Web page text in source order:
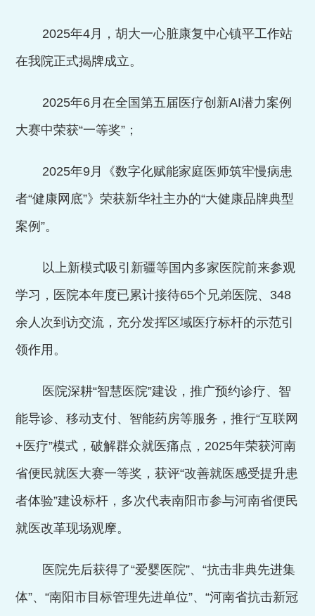
2025年4月，胡大一心脏康复中心镇平工作站
在我院正式揭牌成立。
2025年6月在全国第五届医疗创新AI潜力案例
大赛中荣获“一等奖”；
2025年9月《数字化赋能家庭医师筑牢慢病患
者“健康网底”》荣获新华社主办的“大健康品牌典型
案例”。
以上新模式吸引新疆等国内多家医院前来参观
学习，医院本年度已累计接待65个兄弟医院、 348
余人次到访交流，充分发挥区域医疗标杆的示范引
领作用。
医院深耕“智慧医院”建设，推广预约诊疗、智
能导诊、移动支付、智能药房等服务，推行“互联网
+医疗”模式，破解群众就医痛点， 2025年荣获河南
省便民就医大赛一等奖，获评“改善就医感受提升患
者体验”建设标杆，多次代表南阳市参与河南省便民
就医改革现场观摩。
医院先后获得了“爱婴医院”、“抗击非典先进集
体”、“南阳市目标管理先进单位”、“河南省抗击新冠